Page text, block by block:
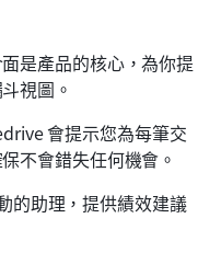
面是產品的核心，為你提
視圖。
會提示您為每筆交
不會錯失任何機會。
的助理，提供績效建議